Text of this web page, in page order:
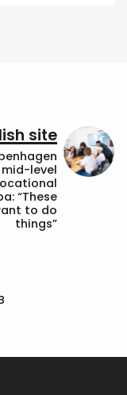
site
level
“These
to do
things”